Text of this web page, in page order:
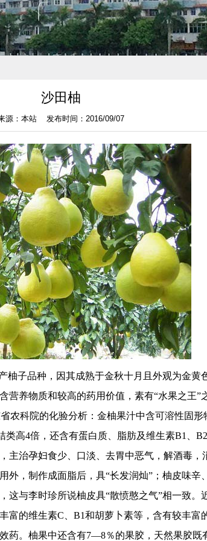
沙田柚
源：本站 发布时间：2016/09/07
子品种，因其成熟于金秋十月且外观为金黄
养物质和较高的药用价值，素有“水果之王
农科院的化验分析：金柚果汁中含可溶性固形
高4倍，还含有蛋白质、脂肪及维生素B1、
主治孕妇食少、口淡、去胃中恶气，解酒毒
，制作成面脂后，具“长发润灿”；柚皮味辛
与李时珍所说柚皮具“散愤憨之气”相一致
富的维生素C、B1和胡萝卜素等，含有较丰
药。柚果中还含有7—8％的果胶，天然果胶既